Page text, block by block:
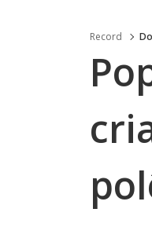
Record